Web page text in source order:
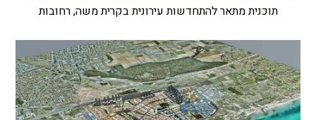
תוכנית מתאר להתחדשות עירונית בקרית משה, רחובות